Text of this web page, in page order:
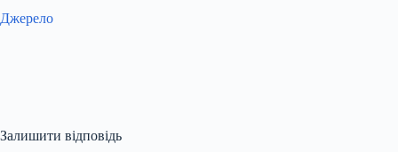
Джерело
Залишити відповідь